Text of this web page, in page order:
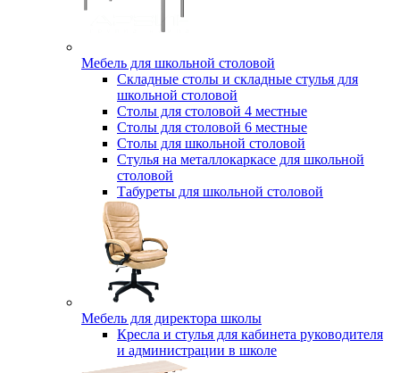
Мебель для школьной столовой
Складные столы и складные стулья для
школьной столовой
Столы для столовой 4 местные
Столы для столовой 6 местные
Столы для школьной столовой
Стулья на металлокаркасе для школьной
столовой
Табуреты для школьной столовой
Мебель для директора школы
Кресла и стулья для кабинета руководителя
и администрации в школе